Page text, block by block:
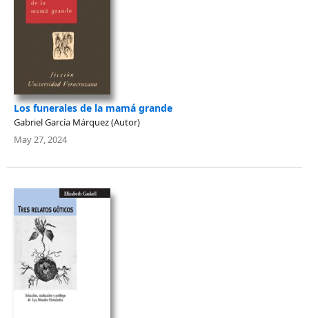
Los funerales de la mamá grande
Gabriel García Márquez (Autor)
May 27, 2024